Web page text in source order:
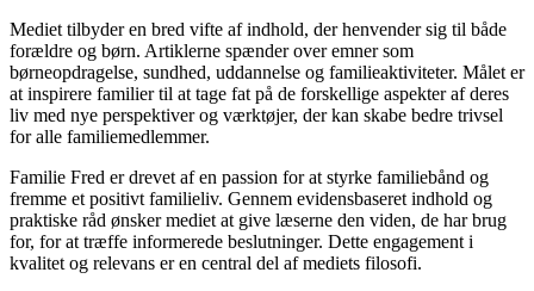
Mediet tilbyder en bred vifte af indhold, der henvender sig til både
forældre og børn. Artiklerne spænder over emner som
børneopdragelse, sundhed, uddannelse og familieaktiviteter. Målet er
at inspirere familier til at tage fat på de forskellige aspekter af deres
liv med nye perspektiver og værktøjer, der kan skabe bedre trivsel
for alle familiemedlemmer.
Familie Fred er drevet af en passion for at styrke familiebånd og
fremme et positivt familieliv. Gennem evidensbaseret indhold og
praktiske råd ønsker mediet at give læserne den viden, de har brug
for, for at træffe informerede beslutninger. Dette engagement i
kvalitet og relevans er en central del af mediets filosofi.